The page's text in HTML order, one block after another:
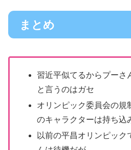
まとめ
習近平似てるからプーさ
と言うのはガセ
オリンピック委員会の規
のキャラクターは持ち込
以前の平昌オリンピック